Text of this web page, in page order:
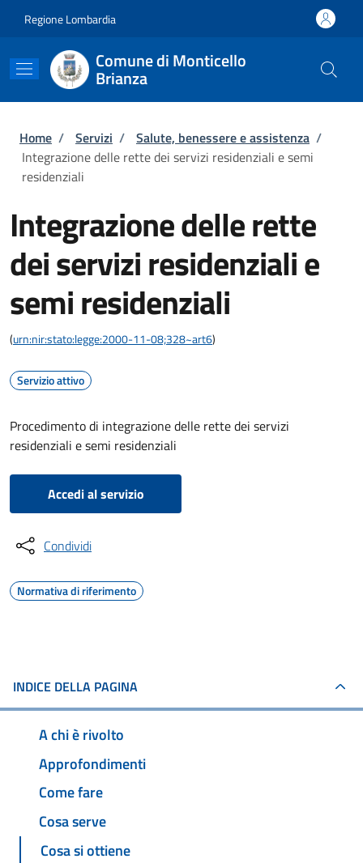
Regione Lombardia
Comune di Monticello
Brianza
Briciole di pane
Home / Servizi / Salute, benessere e assistenza /
Integrazione delle rette dei servizi residenziali e semi
residenziali
Integrazione delle rette
dei servizi residenziali e
semi residenziali
(urn:nir:stato:legge:2000-11-08;328~art6)
Servizio attivo
Procedimento di integrazione delle rette dei servizi
residenziali e semi residenziali
Accedi al servizio
Condividi
Normativa di riferimento
INDICE DELLA PAGINA
A chi è rivolto
Approfondimenti
Come fare
Cosa serve
Cosa si ottiene